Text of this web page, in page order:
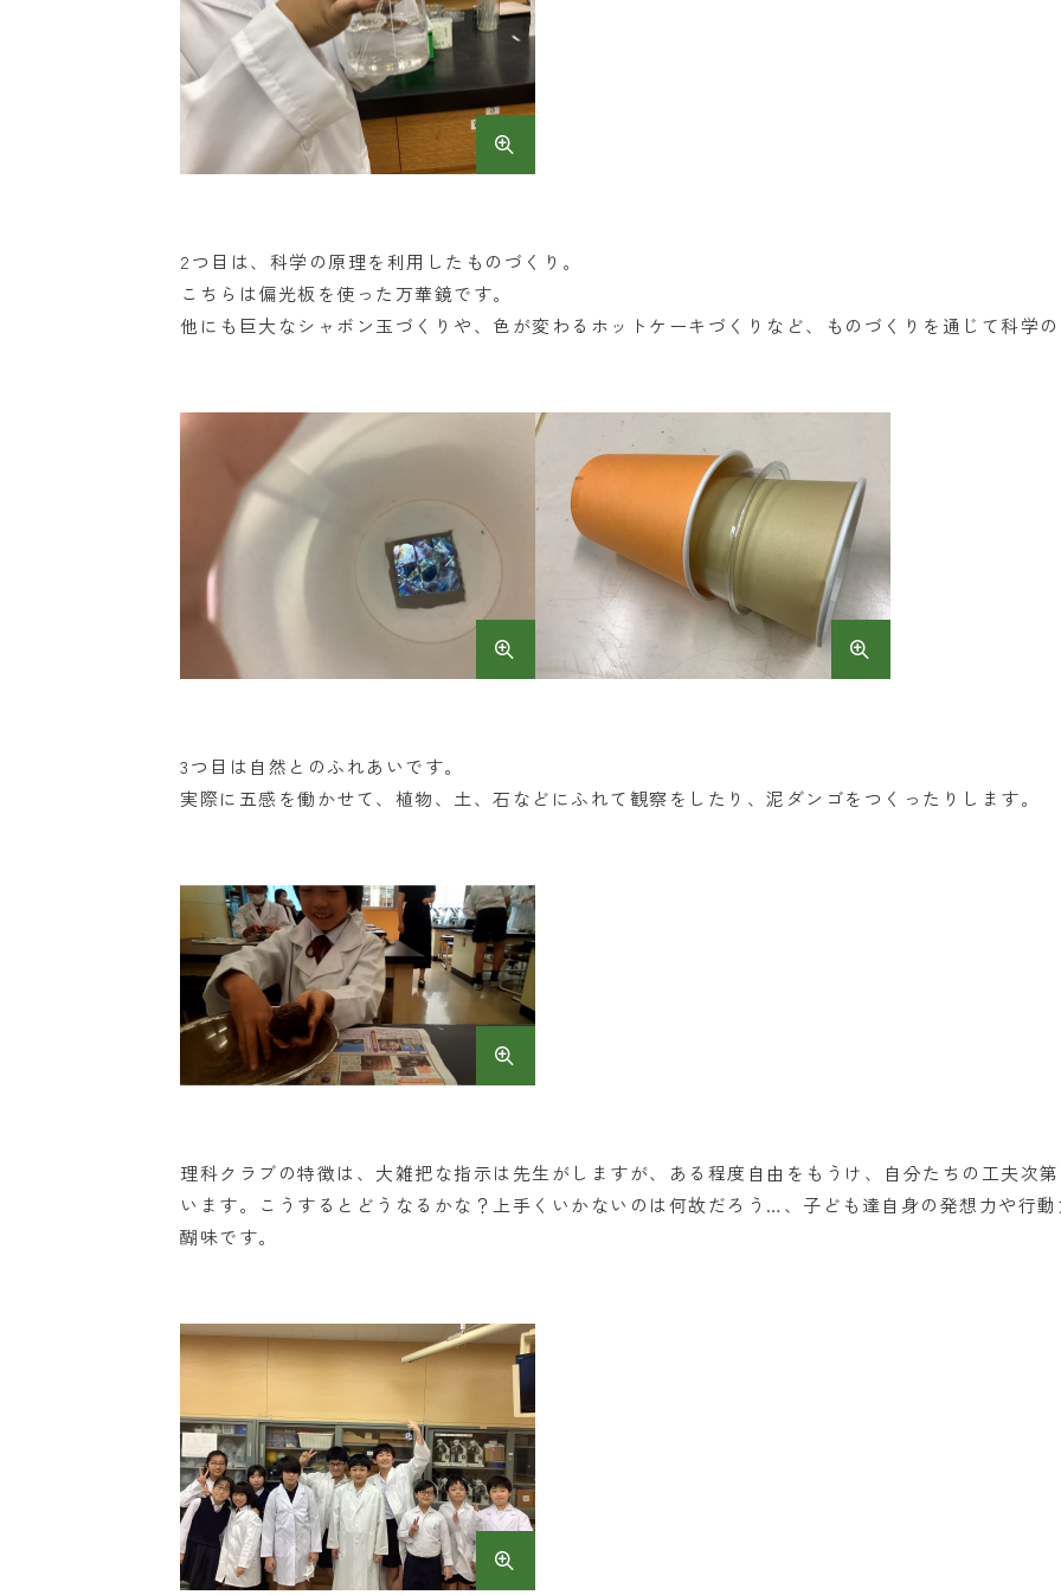
2つ目は、科学の原理を利用したものづくり。
こちらは偏光板を使った万華鏡です。
他にも巨大なシャボン玉づくりや、色が変わるホットケーキづくりなど、ものづくりを通じて科学の
3つ目は自然とのふれあいです。
実際に五感を働かせて、植物、土、石などにふれて観察をしたり、泥ダンゴをつくったりします。
理科クラブの特徴は、大雑把な指示は先生がしますが、ある程度自由をもうけ、自分たちの工夫次
います。こうするとどうなるかな？上手くいかないのは何故だろう…、子ども達自身の発想力や行
醐味です。